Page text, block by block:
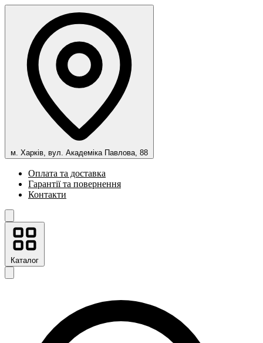
м. Харків, вул. Академіка Павлова, 88
Оплата та доставка
Гарантії та повернення
Контакти
Каталог